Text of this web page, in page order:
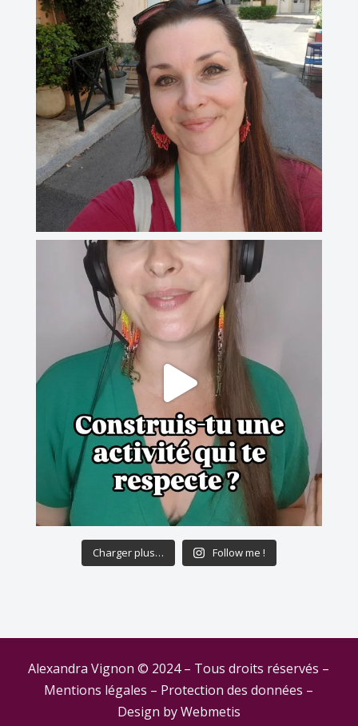
Charger plus… Follow me !
Alexandra Vignon © 2024 – Tous droits réservés –
Mentions légales – Protection des données –
Design byWebmetis